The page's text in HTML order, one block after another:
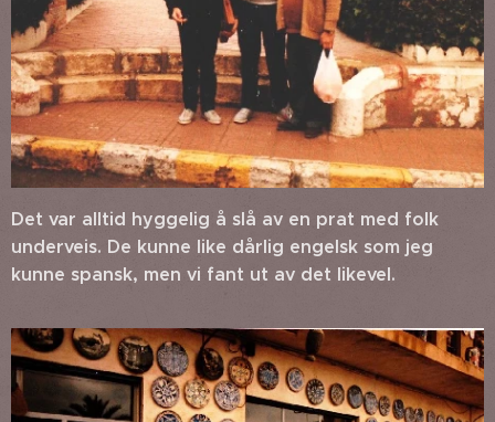
Det var alltid hyggelig å slå av en prat med folk
underveis. De kunne like dårlig engelsk som jeg
kunne spansk, men vi fant ut av det likevel.